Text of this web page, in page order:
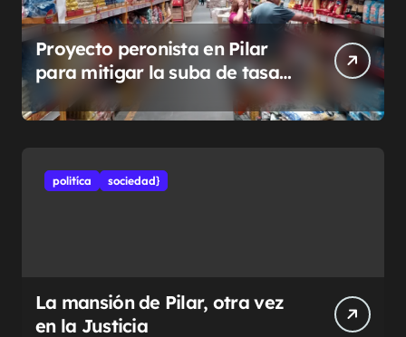
Proyecto peronista en Pilar
para mitigar la suba de tasas
municipales
politíca sociedad}
La mansión de Pilar, otra vez
en la Justicia